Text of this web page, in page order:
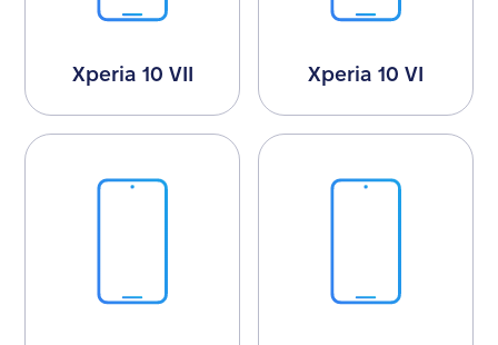
Xperia 10 VII Xperia 10 VI